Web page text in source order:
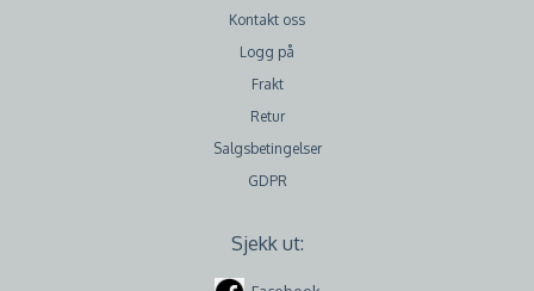
Kontakt oss
Logg på
Frakt
Retur
Salgsbetingelser
GDPR
Sjekk ut: